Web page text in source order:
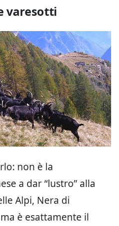
varesotti
non è la
a dar “lustro” alla
Alpi, Nera di
è esattamente il